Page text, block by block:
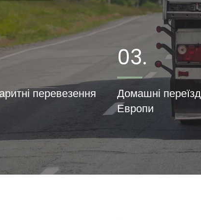
перевезення
03.
Домашні
Европи